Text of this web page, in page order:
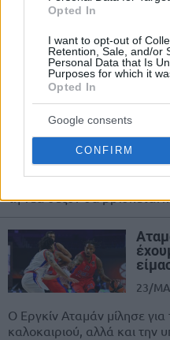
Opted In
I want to opt-out of
Retention, Sale, and/or
Personal Data that Is
Purposes for which it
Opted In
Google consents
CONFIRM
07/
Oι back to back
αφήσουν εύκολα το θρόνο
όπως αυτή...
Ο Μπράιαντ Ντάνστον θα
τη νέα σεζόν θα βρίσκεται
23/
Ο Εργκίν Αταμάν μίλησε
καλοκαιριού, αλλά και την